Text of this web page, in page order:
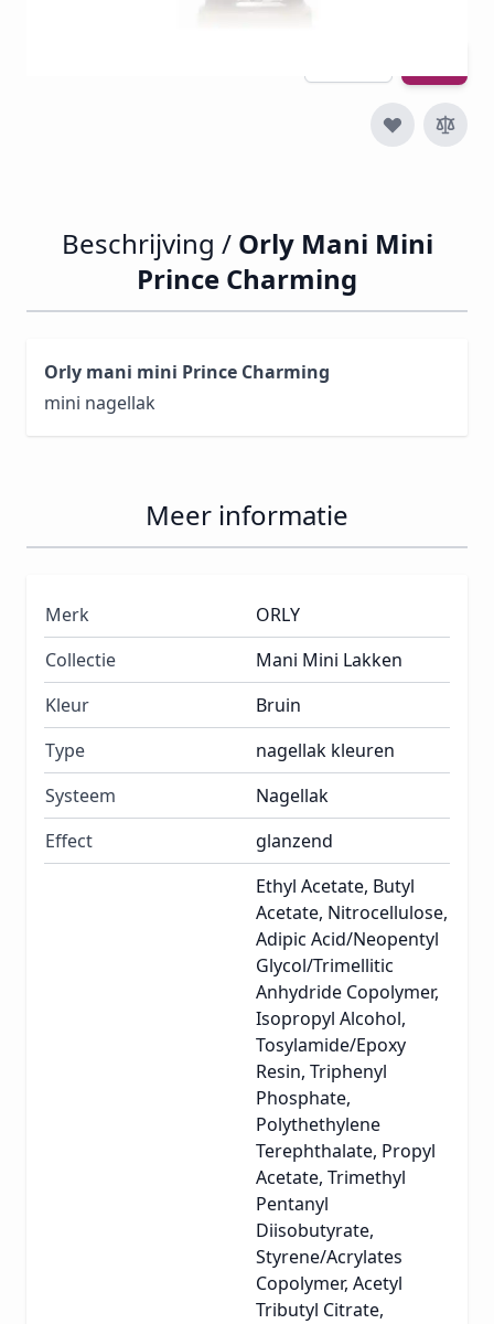
Beschrijving / Orly Mani Mini
Prince Charming
Orly mani mini Prince Charming
mini nagellak
Meer informatie
Merk
ORLY
Collectie
Mani Mini Lakken
Kleur
Bruin
Type
nagellak kleuren
Systeem
Nagellak
Effect
glanzend
Ethyl Acetate, Butyl
Acetate, Nitrocellulose,
Adipic Acid/Neopentyl
Glycol/Trimellitic
Anhydride Copolymer,
Isopropyl Alcohol,
Tosylamide/Epoxy
Resin, Triphenyl
Phosphate,
Polythethylene
Terephthalate, Propyl
Acetate, Trimethyl
Pentanyl
Diisobutyrate,
Styrene/Acrylates
Copolymer, Acetyl
Tributyl Citrate,